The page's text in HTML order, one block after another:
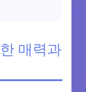
매력과